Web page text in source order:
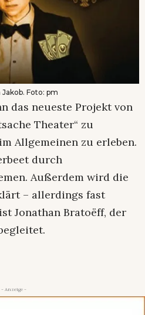
Foto: pm
das neueste Projekt von
Theater“ zu
Allgemeinen zu erleben.
durch
Außerdem wird die
– allerdings fast
Jonathan Bratoëff, der
- Anzeige -